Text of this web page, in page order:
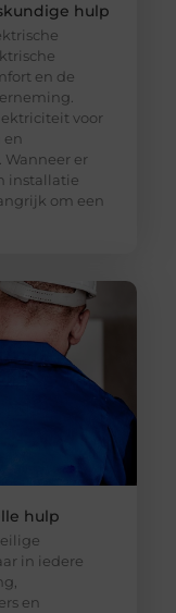
hulp
en de
voor
en
Wanneer er
installatie
om een
hulp
in iedere
en